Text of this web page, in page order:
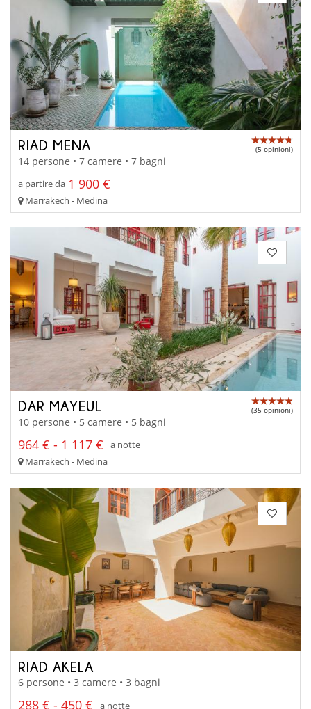
RIAD MENA (5 opinioni)
14 persone • 7 camere • 7 bagni
a partire da 1 900 €
Marrakech - Medina
DAR MAYEUL (35 opinioni)
10 persone • 5 camere • 5 bagni
964 € - 1 117 €
a notte
Marrakech - Medina
RIAD AKELA
6 persone • 3 camere • 3 bagni
288 € - 450 € a notte